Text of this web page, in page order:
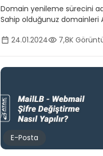
Domain yenileme sürecini
Sahip olduğunuz domainleri
anlatıyoruz
24.01.2024 7,8K
E-Posta